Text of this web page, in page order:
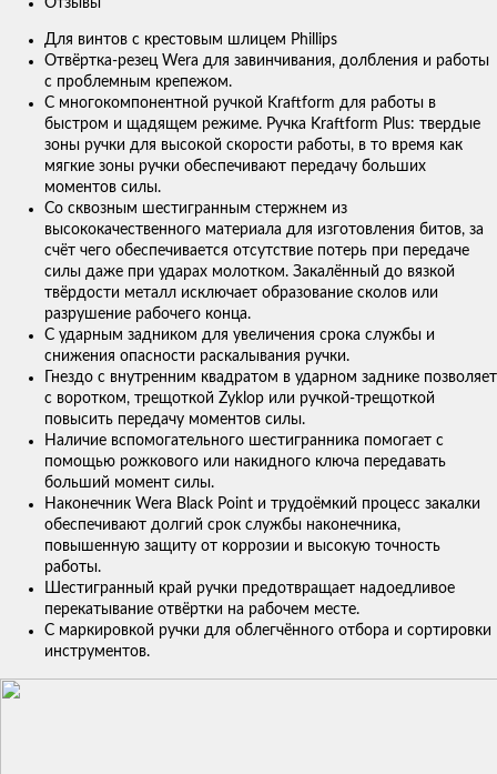
Для винтов с крестовым шлицем Phillips
Отвёртка-резец Wera для завинчивания, долбления и работы
с проблемным крепежом.
С многокомпонентной ручкой Kraftform для работы в
быстром и щадящем режиме. Ручка Kraftform Plus: твердые
зоны ручки для высокой скорости работы, в то время как
мягкие зоны ручки обеспечивают передачу больших
моментов силы.
Со сквозным шестигранным стержнем из
высококачественного материала для изготовления битов, за
счёт чего обеспечивается отсутствие потерь при передаче
силы даже при ударах молотком. Закалённый до вязкой
твёрдости металл исключает образование сколов или
разрушение рабочего конца.
С ударным задником для увеличения срока службы и
снижения опасности раскалывания ручки.
Гнездо с внутренним квадратом в ударном заднике позволяет
с воротком, трещоткой Zyklop или ручкой-трещоткой
повысить передачу моментов силы.
Наличие вспомогательного шестигранника помогает с
помощью рожкового или накидного ключа передавать
больший момент силы.
Наконечник Wera Black Point и трудоёмкий процесс закалки
обеспечивают долгий срок службы наконечника,
повышенную защиту от коррозии и высокую точность
работы.
Шестигранный край ручки предотвращает надоедливое
перекатывание отвёртки на рабочем месте.
С маркировкой ручки для облегчённого отбора и сортировки
инструментов.